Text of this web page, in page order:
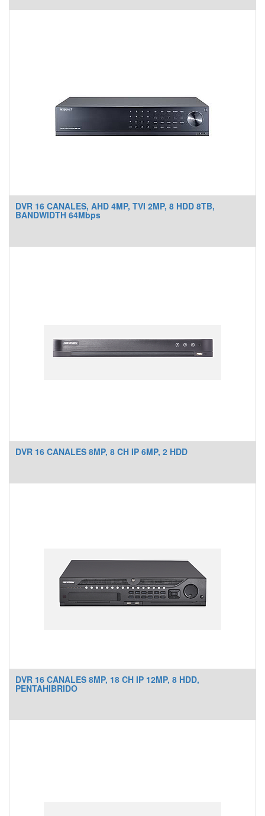
DVR 16 CANALES, AHD 4MP, TVI 2MP, 8 HDD 8TB,
BANDWIDTH 64Mbps
DVR 16 CANALES 8MP, 8 CH IP 6MP, 2 HDD
DVR 16 CANALES 8MP, 18 CH IP 12MP, 8 HDD,
PENTAHIBRIDO